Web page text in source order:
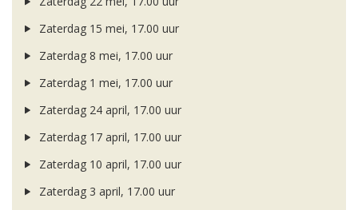
Zaterdag 15 mei, 17.00 uur
Zaterdag 8 mei, 17.00 uur
Zaterdag 1 mei, 17.00 uur
Zaterdag 24 april, 17.00 uur
Zaterdag 17 april, 17.00 uur
Zaterdag 10 april, 17.00 uur
Zaterdag 3 april, 17.00 uur